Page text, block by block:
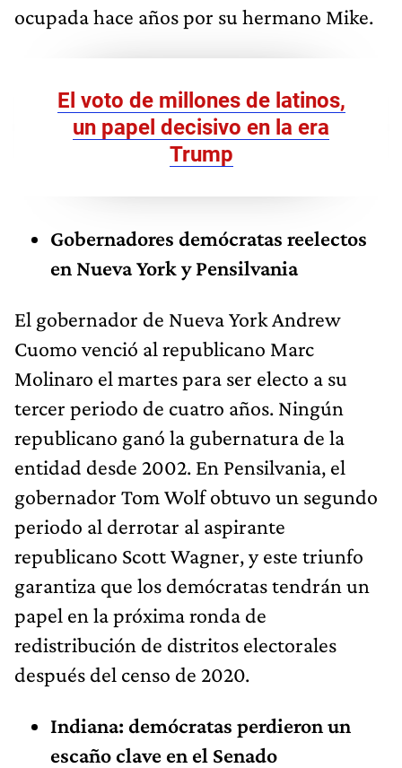
ocupada hace años por su hermano Mike.
El voto de millones de latinos,
un papel decisivo en la era
Trump
Gobernadores demócratas reelectos
en Nueva York y Pensilvania
El gobernador de Nueva York Andrew
Cuomo venció al republicano Marc
Molinaro el martes para ser electo a su
tercer periodo de cuatro años. Ningún
republicano ganó la gubernatura de la
entidad desde 2002. En Pensilvania, el
gobernador Tom Wolf obtuvo un segundo
periodo al derrotar al aspirante
republicano Scott Wagner, y este triunfo
garantiza que los demócratas tendrán un
papel en la próxima ronda de
redistribución de distritos electorales
después del censo de 2020.
Indiana: demócratas perdieron un
escaño clave en el Senado